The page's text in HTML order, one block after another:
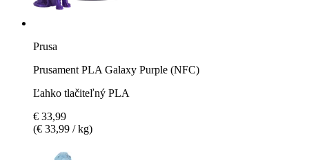
Prusa
Prusament PLA Galaxy Purple (NFC)
Ľahko tlačiteľný PLA
€ 33,99
(€ 33,99 / kg)